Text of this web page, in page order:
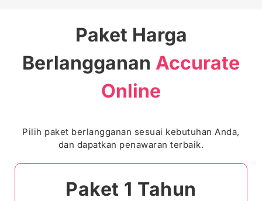
Paket Harga
Berlangganan Accurate
Online
Pilih paket berlangganan sesuai kebutuhan Anda,
dan dapatkan penawaran terbaik.
Paket 1 Tahun